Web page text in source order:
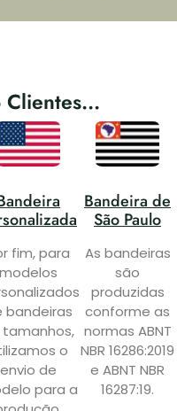
Clientes...
fim, para
modelos
bandeiras
tamanhos,
o
envio de
para a
Bandeira de
São Paulo
As bandeiras
são
produzidas
conforme as
normas ABNT
NBR 16286:2019
e ABNT NBR
16287:19.